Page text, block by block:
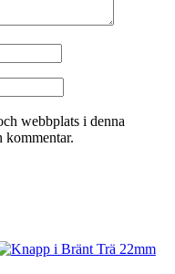
webbplats i denna
kommentar.